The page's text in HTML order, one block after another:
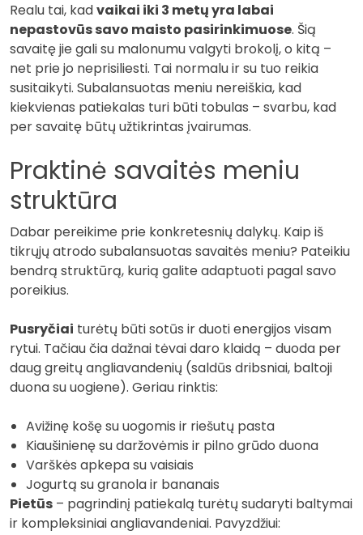
Realu tai, kadvaikai iki 3 metų yra labai
nepastovūs savo maisto pasirinkimuose. Šią
savaitę jie gali su malonumu valgyti brokolį, o kitą –
net prie jo neprisiliesti. Tai normalu ir su tuo reikia
susitaikyti. Subalansuotas meniu nereiškia, kad
kiekvienas patiekalas turi būti tobulas – svarbu, kad
per savaitę būtų užtikrintas įvairumas.
Praktinė savaitės meniu
struktūra
Dabar pereikime prie konkretesnių dalykų. Kaip iš
tikrųjų atrodo subalansuotas savaitės meniu? Pateikiu
bendrą struktūrą, kurią galite adaptuoti pagal savo
poreikius.
Pusryčiai turėtų būti sotūs ir duoti energijos visam
rytui. Tačiau čia dažnai tėvai daro klaidą – duoda per
daug greitų angliavandenių (saldūs dribsniai, baltoji
duona su uogiene). Geriau rinktis:
Avižinę košę su uogomis ir riešutų pasta
Kiaušinienę su daržovėmis ir pilno grūdo duona
Varškės apkepa su vaisiais
Jogurtą su granola ir bananais
Pietūs – pagrindinį patiekalą turėtų sudaryti baltymai
ir kompleksiniai angliavandeniai. Pavyzdžiui: